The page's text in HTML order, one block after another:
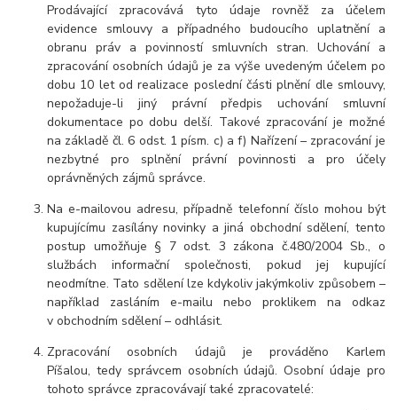
Prodávající zpracovává tyto údaje rovněž za účelem
evidence smlouvy a případného budoucího uplatnění a
obranu práv a povinností smluvních stran. Uchování a
zpracování osobních údajů je za výše uvedeným účelem po
dobu 10 let od realizace poslední části plnění dle smlouvy,
nepožaduje-li jiný právní předpis uchování smluvní
dokumentace po dobu delší. Takové zpracování je možné
na základě čl. 6 odst. 1 písm. c) a f) Nařízení – zpracování je
nezbytné pro splnění právní povinnosti a pro účely
oprávněných zájmů správce.
Na e-mailovou adresu, případně telefonní číslo mohou být
kupujícímu zasílány novinky a jiná obchodní sdělení, tento
postup umožňuje § 7 odst. 3 zákona č.480/2004 Sb., o
službách informační společnosti, pokud jej kupující
neodmítne. Tato sdělení lze kdykoliv jakýmkoliv způsobem –
například zasláním e-mailu nebo proklikem na odkaz
v obchodním sdělení – odhlásit.
Zpracování osobních údajů je prováděno Karlem
Píšalou, tedy správcem osobních údajů. Osobní údaje pro
tohoto správce zpracovávají také zpracovatelé: